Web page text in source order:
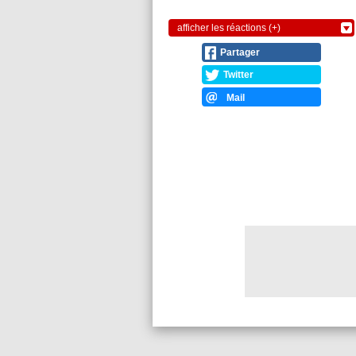
afficher les réactions (+)
Partager
Twitter
Mail